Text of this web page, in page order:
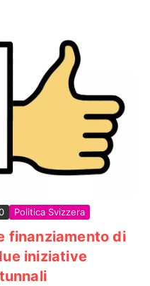
Politica Svizzera
finanziamento di
iniziative